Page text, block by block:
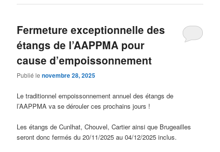
Fermeture exceptionnelle des
étangs de l’AAPPMA pour
cause d’empoissonnement
Publié lenovembre 28, 2025
Le traditionnel empoissonnement annuel des étangs de
l’AAPPMA va se dérouler ces prochains jours !
Les étangs de Cunlhat, Chouvel, Cartier ainsi que Brugeailles
seront donc fermés du 20/11/2025 au 04/12/2025 inclus.